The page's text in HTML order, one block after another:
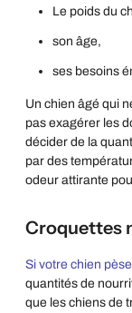
Le poids du
son âge,
ses besoins
Un chien âgé qui
pas exagérer les
décider de la
par des
odeur attirante
Croquettes
Si votre chien
quantités de
que les chiens de